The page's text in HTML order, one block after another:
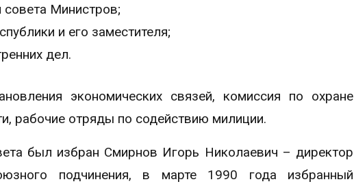
Министров;
и его заместителя;
дел.
экономических связей, комиссия по охране
рабочие отряды по содействию милиции.
был избран Смирнов Игорь Николаевич – директор
подчинения, в марте 1990 года избранный